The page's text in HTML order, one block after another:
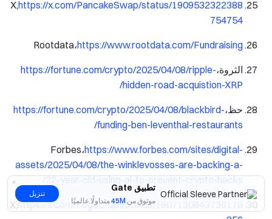
تطبيق Gate
موثوق من 45Mمتداولًا عالميًا
تنزيل
X,https://x.com/PancakeSwap/status/1909532322388
754754
Rootdata،https://www.rootdata.com/Fundraising
الثروة،https://fortune.com/crypto/2025/04/08/ripple-
hidden-road-acquistion-XRP/
حظ،https://fortune.com/crypto/2025/04/08/blackbird-
funding-ben-leventhal-restaurants/
Forbes،https://www.forbes.com/sites/digital-
assets/2025/04/08/the-winklevosses-are-backing-a-
22-year-old-using-ai-to-prevent-crypto-hacks/
X,https://x.com/FogoChain/status/1907130843736178